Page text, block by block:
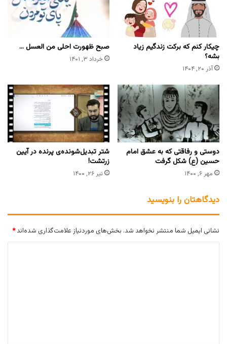
چیکار کنم که برکت زندگیم زیاد
بشه؟
آذر ۲۰, ۱۴۰۴
صبح ظهورت احلی من العسل …
خرداد ۳, ۱۴۰۱
دوستی و رفاقتی که به عشق امام
حسین (ع) شکل گرفت
مهر ۶, ۱۴۰۰
شتر تبدیل‌شونده‌ی پرنده در آیین
زرتشت!
تیر ۲۶, ۱۴۰۰
دیدگاهتان را بنویسید
نشانی ایمیل شما منتشر نخواهد شد. بخش‌های موردنیاز علامت‌گذاری شده‌اند*